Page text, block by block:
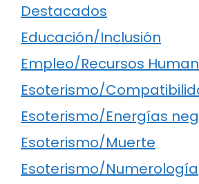
Destacados
Educación/Inclusión
Empleo/Recursos
Esoterismo/
Esoterismo/Energías
Esoterismo/Muerte
Esoterismo/Numerología